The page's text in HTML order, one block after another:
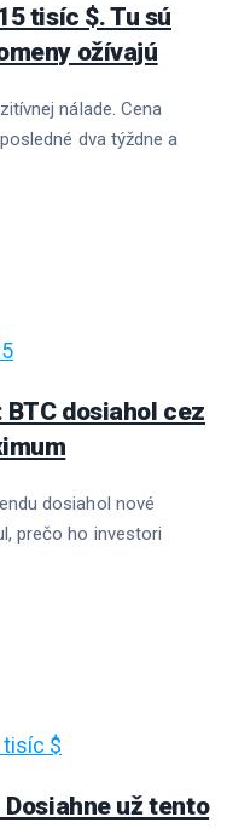
tisíc $. Tu sú
ožívajú
nálade. Cena
dva týždne a
BTC dosiahol cez
dosiahol nové
prečo ho investori
už tento